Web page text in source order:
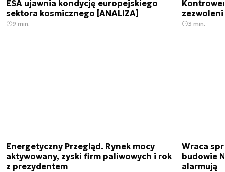
ESA ujawnia kondycję europejskiego
sektora kosmicznego [ANALIZA]
9 min. 3 min.
Energetyczny Przegląd. Rynek mocy
aktywowany, zyski firm paliwowych i rok
z prezydentem
Wraca
budowie
alarmują